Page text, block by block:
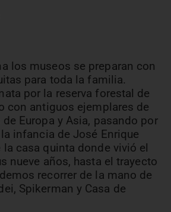
los museos se preparan con
para toda la familia.
por la reserva forestal de
con antiguos ejemplares de
Europa y Asia, pasando por
infancia de José Enrique
la casa quinta donde vivió el
nueve años, hasta el trayecto
recorrer de la mano de
Spikerman y Casa de